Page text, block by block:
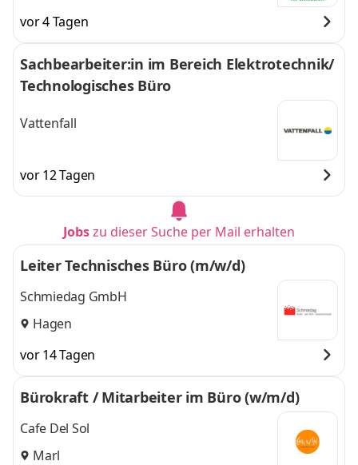
vor 4 Tagen
Sachbearbeiter:in im Bereich Elektrotechnik/
Technologisches Büro
Vattenfall
vor 12 Tagen
Jobszu dieser Suche per Mail erhalten
Leiter Technisches Büro (m/w/d)
Schmiedag GmbH
Hagen
vor 14 Tagen
Bürokraft / Mitarbeiter im Büro (w/m/d)
Cafe Del Sol
Marl